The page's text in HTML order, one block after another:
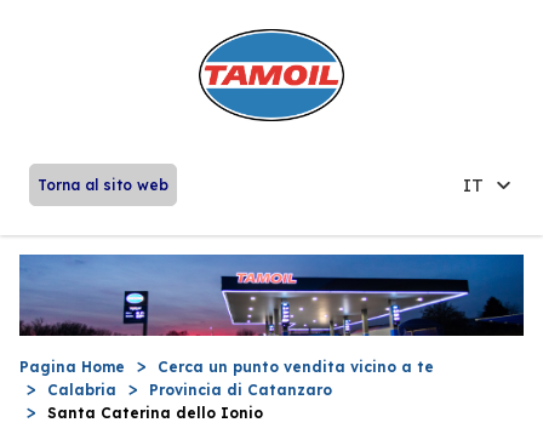
Torna al sito web IT
Pagina Home
Cerca un punto vendita vicino a te
Calabria
Provincia di Catanzaro
Santa Caterina dello Ionio